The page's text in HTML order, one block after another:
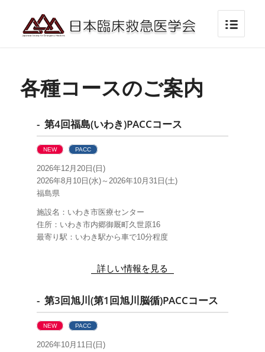
各種コースのご案内
- 第4回福島(いわき)PACCコース
NEW PACC
2026年12月20日(日)
2026年8月10日(水)～2026年10月31日(土)
福島県
施設名：いわき市医療センター
住所：いわき市内郷御厩町久世原16
最寄り駅：いわき駅から車で10分程度
詳しい情報を見る
- 第3回旭川(第1回旭川脳循)PACCコース
NEW PACC
2026年10月11日(日)